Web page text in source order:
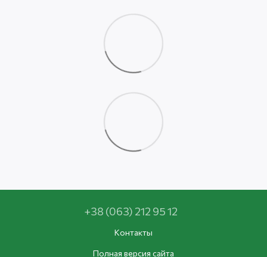
+38 (063) 212 95 12
Контакты
Полная версия сайта